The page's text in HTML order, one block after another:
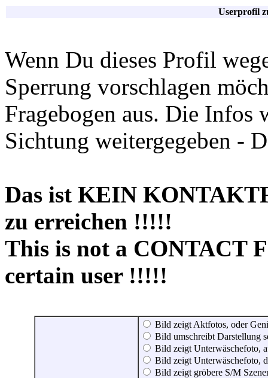
Userprofil
Wenn Du dieses Profil
Sperrung vorschlagen
Fragebogen aus. Die Infos
Sichtung weitergegeben -
Das ist KEIN
zu erreichen !!!!!
This is not a CONTACT
certain user !!!!!
Bild zeigt Aktfotos, oder
Bild umschreibt Darstellung
Bild zeigt Unterwäschefoto,
Bild zeigt Unterwäschefoto,
Bild zeigt gröbere S/M